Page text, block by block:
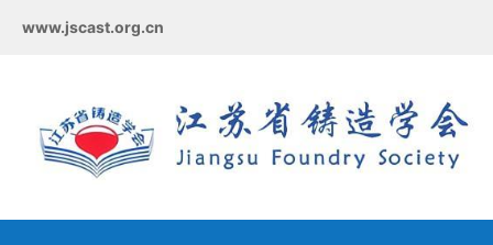
www.jscast.org.cn